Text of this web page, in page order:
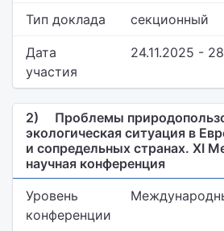
Тип доклада секционный
Дата
участия
24.11.2025 -
2)
Проблемы
экологическая ситуация в
и сопредельных странах. XI
научная конференция
Уровень
конференции